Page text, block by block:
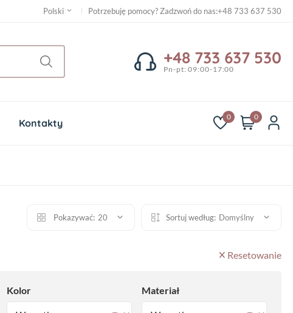
Polski Potrzebuję pomocy? Zadzwoń do nas:+48 733 637 530
+48 733 637 530
Pn-pt: 09:00-17:00
Kontakty 0 0
Pokazywać: 20 Sortuj według: Domyślny
Resetowanie
Kolor Materiał